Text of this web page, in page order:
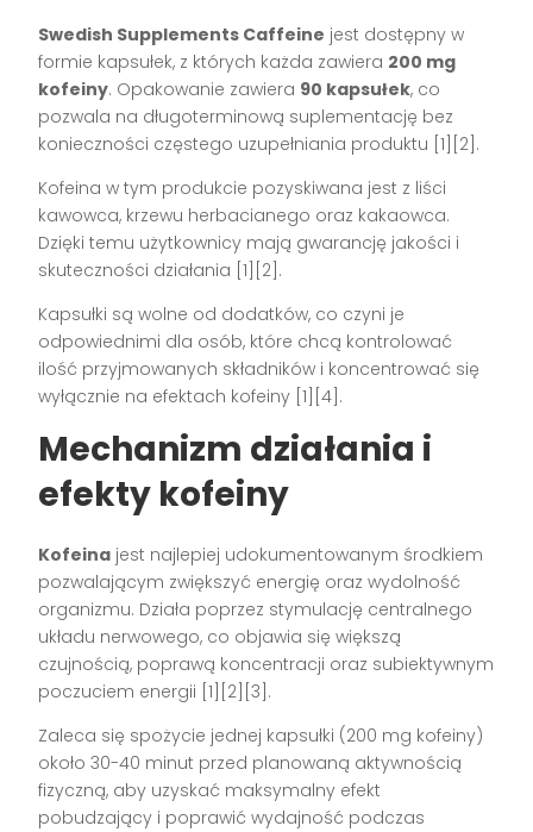
Swedish Supplements Caffeine jest dostępny w
formie kapsułek, z których każda zawiera 200 mg
kofeiny. Opakowanie zawiera 90 kapsułek, co
pozwala na długoterminową suplementację bez
konieczności częstego uzupełniania produktu [1][2] .
Kofeina w tym produkcie pozyskiwana jest z liści
kawowca, krzewu herbacianego oraz kakaowca.
Dzięki temu użytkownicy mają gwarancję jakości i
skuteczności działania [1][2] .
Kapsułki są wolne od dodatków, co czyni je
odpowiednimi dla osób, które chcą kontrolować
ilość przyjmowanych składników i koncentrować się
wyłącznie na efektach kofeiny [1][4] .
Mechanizm działania i
efekty kofeiny
Kofeina jest najlepiej udokumentowanym środkiem
pozwalającym zwiększyć energię oraz wydolność
organizmu. Działa poprzez stymulację centralnego
układu nerwowego, co objawia się większą
czujnością, poprawą koncentracji oraz subiektywnym
poczuciem energii [1][2][3] .
Zaleca się spożycie jednej kapsułki (200 mg kofeiny)
około 30-40 minut przed planowaną aktywnością
fizyczną, aby uzyskać maksymalny efekt
pobudzający i poprawić wydajność podczas